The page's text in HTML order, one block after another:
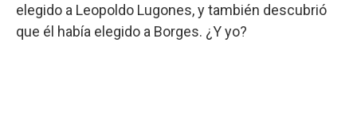
elegido a Leopoldo Lugones, y también descubrió
que él había elegido a Borges. ¿Y yo?